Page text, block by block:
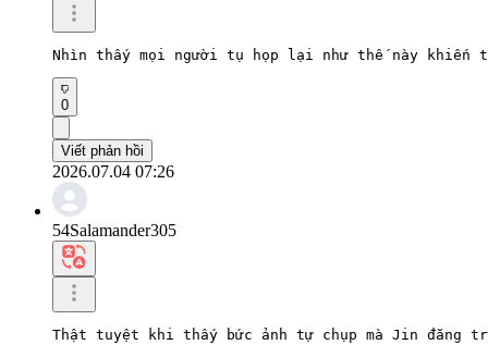
Nhìn thấy mọi người tụ họp lại như thế này
0
Viết phản hồi
2026.07.04 07:26
54Salamander305
Thật tuyệt khi thấy bức ảnh tự chụp mà Jin đăng